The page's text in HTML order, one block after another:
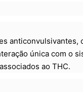
anticonvulsivantes,
única com o
ao THC.